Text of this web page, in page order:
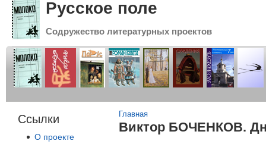
Русское поле
Содружество литературных проектов
Ссылки
О проекте
Вы здесь
Главная
Виктор БОЧЕНКОВ.